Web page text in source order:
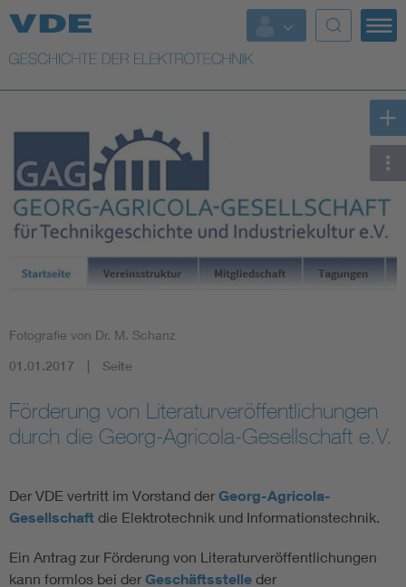
Top Themen
Weitere Themen
Fotografie von Dr. M. Schanz
01.01.2017 Seite
Förderung von Literaturveröffentlichungen
durch die Georg-Agricola-Gesellschaft e.V.
Der VDE vertritt im Vorstand derGeorg-Agricola-
Gesellschaft die Elektrotechnik und Informationstechnik.
Ein Antrag zur Förderung von Literaturveröffentlichungen
kann formlos bei derGeschäftsstelle der